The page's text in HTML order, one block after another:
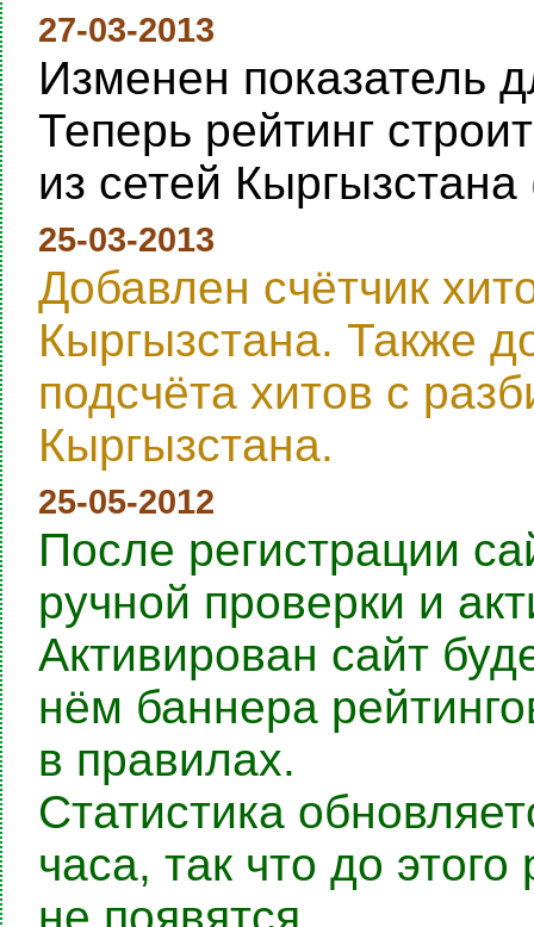
27-03-2013
Изменен показатель
Теперь рейтинг
из сетей
25-03-2013
Добавлен счётчик
Кыргызстана. Также
подсчёта хитов с
Кыргызстана.
25-05-2012
После регистрации
ручной проверки и
Активирован сайт
нём баннера
в правилах.
Статистика
часа, так что до